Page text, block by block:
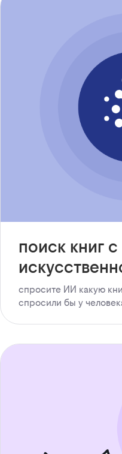
поиск книг
спросите ИИ какую
спросили бы у